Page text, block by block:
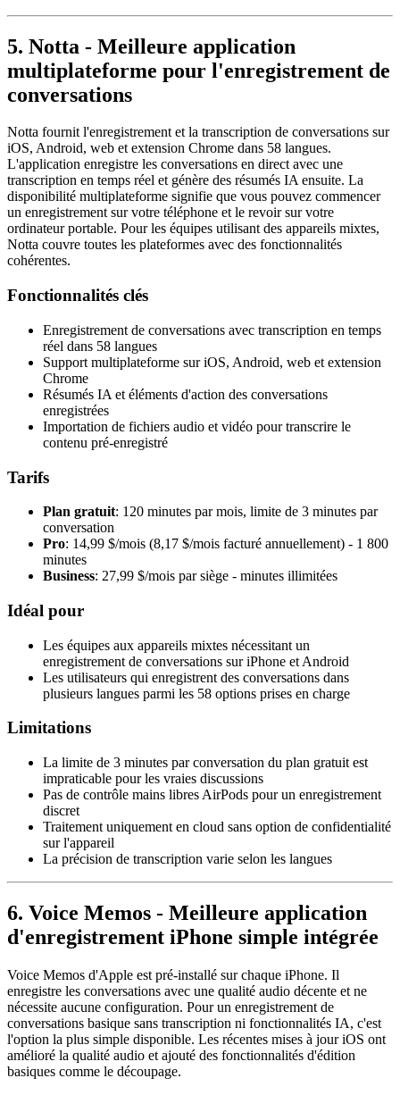
5. Notta - Meilleure application
multiplateforme pour l'enregistrement de
conversations
Notta fournit l'enregistrement et la transcription de conversations sur
iOS, Android, web et extension Chrome dans 58 langues.
L'application enregistre les conversations en direct avec une
transcription en temps réel et génère des résumés IA ensuite. La
disponibilité multiplateforme signifie que vous pouvez commencer
un enregistrement sur votre téléphone et le revoir sur votre
ordinateur portable. Pour les équipes utilisant des appareils mixtes,
Notta couvre toutes les plateformes avec des fonctionnalités
cohérentes.
Fonctionnalités clés
Enregistrement de conversations avec transcription en temps
réel dans 58 langues
Support multiplateforme sur iOS, Android, web et extension
Chrome
Résumés IA et éléments d'action des conversations
enregistrées
Importation de fichiers audio et vidéo pour transcrire le
contenu pré-enregistré
Tarifs
Plan gratuit: 120 minutes par mois, limite de 3 minutes par
conversation
Pro: 14,99 $/mois (8,17 $/mois facturé annuellement) - 1 800
minutes
Business: 27,99 $/mois par siège - minutes illimitées
Idéal pour
Les équipes aux appareils mixtes nécessitant un
enregistrement de conversations sur iPhone et Android
Les utilisateurs qui enregistrent des conversations dans
plusieurs langues parmi les 58 options prises en charge
Limitations
La limite de 3 minutes par conversation du plan gratuit est
impraticable pour les vraies discussions
Pas de contrôle mains libres AirPods pour un enregistrement
discret
Traitement uniquement en cloud sans option de confidentialité
sur l'appareil
La précision de transcription varie selon les langues
6. Voice Memos - Meilleure application
d'enregistrement iPhone simple intégrée
Voice Memos d'Apple est pré-installé sur chaque iPhone. Il
enregistre les conversations avec une qualité audio décente et ne
nécessite aucune configuration. Pour un enregistrement de
conversations basique sans transcription ni fonctionnalités IA, c'est
l'option la plus simple disponible. Les récentes mises à jour iOS ont
amélioré la qualité audio et ajouté des fonctionnalités d'édition
basiques comme le découpage.